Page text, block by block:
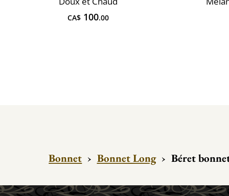
CA$ 100.00
Bonnet › Bonnet Long › Béret